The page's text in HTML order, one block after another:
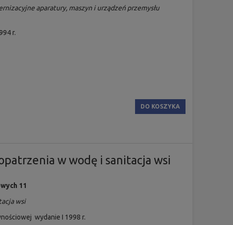
aparatury, maszyn i urządzeń przemysłu
r.
DO KOSZYKA
w wodę i sanitacja wsi
11
wsi
wydanie I 1998 r.